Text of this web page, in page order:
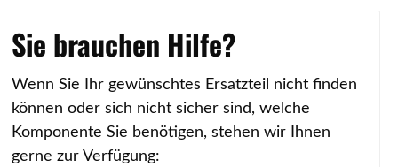
Sie brauchen Hilfe?
Wenn Sie Ihr gewünschtes Ersatzteil nicht finden
können oder sich nicht sicher sind, welche
Komponente Sie benötigen, stehen wir Ihnen
gerne zur Verfügung: